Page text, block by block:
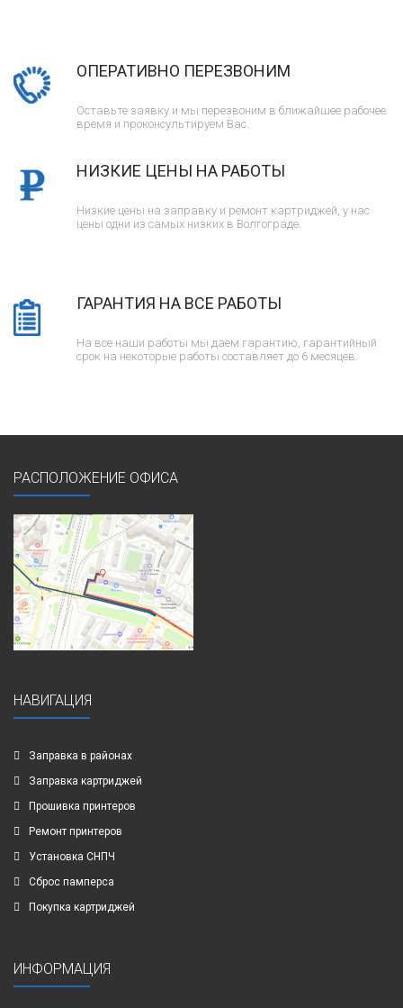
ОПЕРАТИВНО ПЕРЕЗВОНИМ
Оставьте заявку и мы перезвоним в ближайшее рабочее
время и проконсультируем Вас.
НИЗКИЕ ЦЕНЫ НА РАБОТЫ
Низкие цены на заправку и ремонт картриджей, у нас
цены одни из самых низких в Волгограде.
ГАРАНТИЯ НА ВСЕ РАБОТЫ
На все наши работы мы даем гарантию, гарантийный
срок на некоторые работы составляет до 6 месяцев.
РАСПОЛОЖЕНИЕ ОФИСА
НАВИГАЦИЯ
Заправка в районах
Заправка картриджей
Прошивка принтеров
Ремонт принтеров
Установка СНПЧ
Сброс памперса
Покупка картриджей
ИНФОРМАЦИЯ